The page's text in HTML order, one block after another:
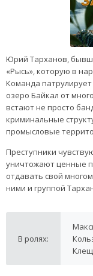
Юрий Тарханов,
«Рысь», которую в
Команда
озеро Байкал от
встают не просто
криминальные
промысловые
Преступники
уничтожают ценные
отдавать свой
ними и группой
В ролях: